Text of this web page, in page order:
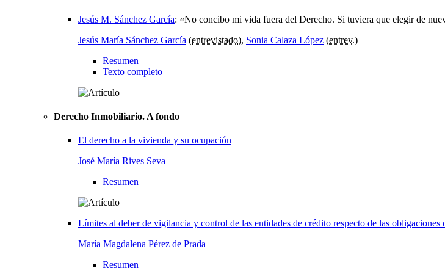
Jesús M. Sánchez García: «No concibo mi vida fuera del Derecho. Si tuviera que elegir de
Jesús María Sánchez García (entrevistado), Sonia Calaza López (entrev.)
Resumen
Texto completo
Derecho Inmobiliario. A fondo
El derecho a la vivienda y su ocupación
José María Rives Seva
Resumen
Límites al deber de vigilancia y control de las entidades de crédito respecto de las
María Magdalena Pérez de Prada
Resumen